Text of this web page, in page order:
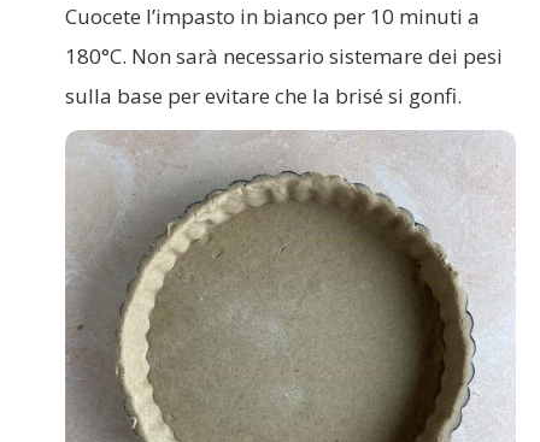
Cuocete l’impasto in bianco per 10 minuti a
180°C. Non sarà necessario sistemare dei pesi
sulla base per evitare che la brisé si gonfi.